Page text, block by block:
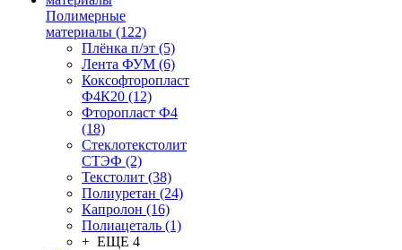
Полимерные
материалы (122)
Плёнка п/эт (5)
Лента ФУМ (6)
Коксофторопласт
Ф4К20 (12)
Фторопласт Ф4
(18)
Стеклотекстолит
СТЭФ (2)
Текстолит (38)
Полиуретан (24)
Капролон (16)
Полиацеталь (1)
+ ЕЩЕ 4